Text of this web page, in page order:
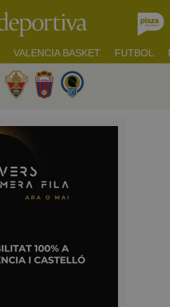
VALENCIA BASKET FUTBOL